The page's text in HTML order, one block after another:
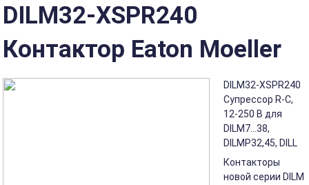
DILM32-XSPR240
Контактор Eaton Moeller
DILM32-XSPR240
Супрессор R-C,
12-250 В для
DILM7...38,
DILMP32,45, DILL
Контакторы
новой серии DILM